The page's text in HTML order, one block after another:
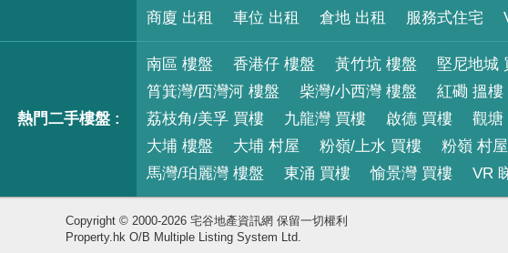
商廈 出租
車位 出租 倉地 出租 服務式住宅
熱門二手樓盤 :
南區 樓盤 香港仔 樓盤 黃竹坑 樓盤 堅尼地城
筲箕灣/西灣河 樓盤
柴灣/小西灣 樓盤 紅磡 搵樓
荔枝角/美孚 買樓
九龍灣 買樓 啟德 買樓 觀塘
大埔 樓盤
大埔 村屋 粉嶺/上水 買樓 粉嶺 村屋
馬灣/珀麗灣 樓盤
東涌 買樓 愉景灣 買樓 VR
Copyright © 2000-2026 宅谷地產資訊網 保留一切權利
Property.hk O/B Multiple Listing System Ltd.